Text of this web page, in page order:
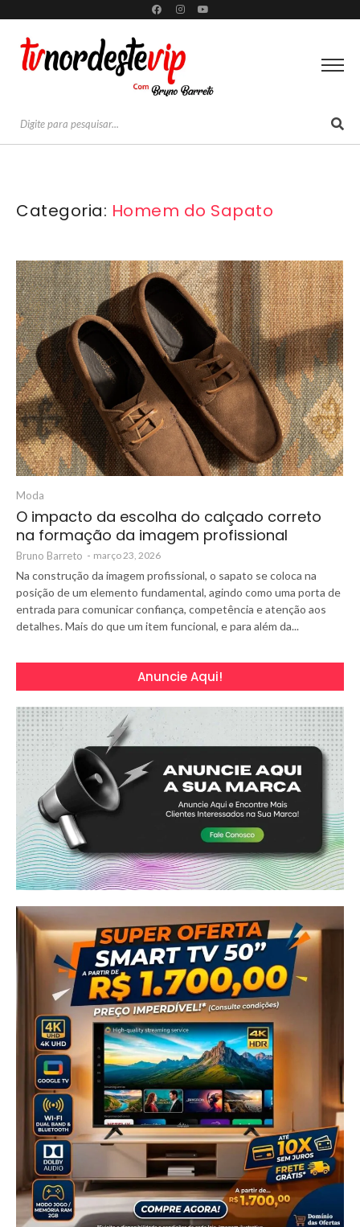
Categoria: Homem do Sapato
Moda
O impacto da escolha do calçado correto
na formação da imagem profissional
Bruno Barreto - março 23, 2026
Na construção da imagem profissional, o sapato se coloca na
posição de um elemento fundamental, agindo como uma porta de
entrada para comunicar confiança, competência e atenção aos
detalhes. Mais do que um item funcional, e para além da...
Anuncie Aqui!